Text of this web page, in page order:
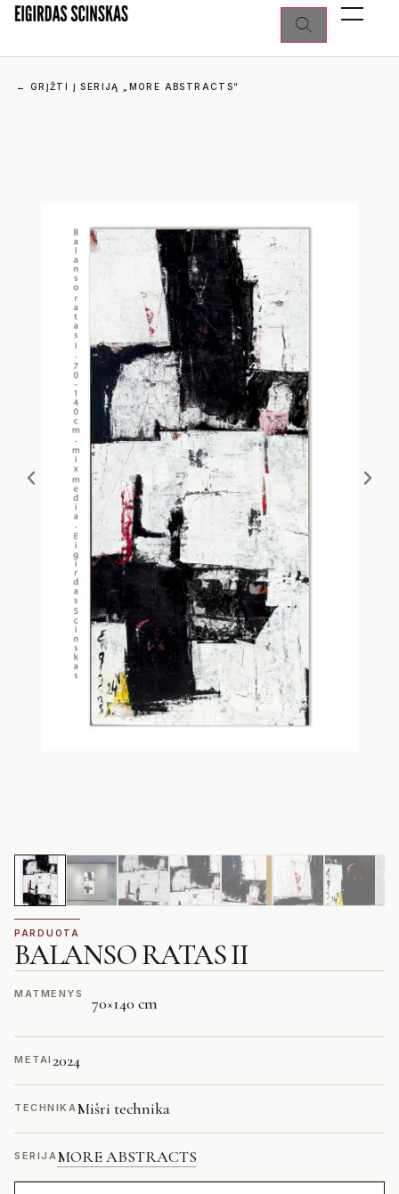
← GRĮŽTI Į SERIJĄ „MORE ABSTRACTS“
PARDUOTA
BALANSO RATAS II
MATMENYS 70×140 cm
METAI 2024
TECHNIKAMišri technika
SERIJAMORE ABSTRACTS